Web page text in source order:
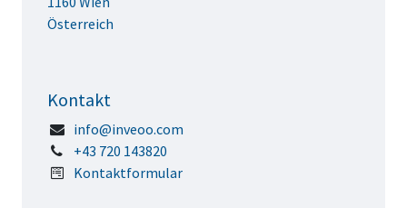
Österreich
Kontakt
info@inveoo.com
+43 720 143820
Kontaktformular